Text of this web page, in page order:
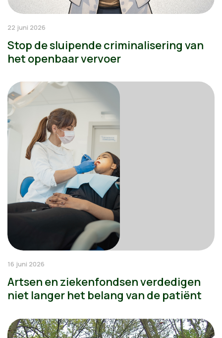
22 juni 2026
Stop de sluipende criminalisering van
het openbaar vervoer
16 juni 2026
Artsen en ziekenfondsen verdedigen
niet langer het belang van de patiënt